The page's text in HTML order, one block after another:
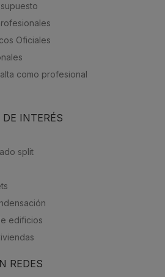
Oficiales
como profesional
INTERÉS
split
edificios
REDES